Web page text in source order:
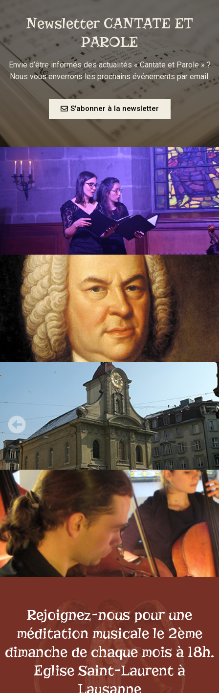
Newsletter CANTATE ET
PAROLE
Envie d’être informés des actualités « Cantate et Parole » ?
Nous vous enverrons les prochains événements par email.
S'abonner à la newsletter
Rejoignez-nous pour une
méditation musicale le 2ème
dimanche de chaque mois à 18h.
Eglise Saint-Laurent à
Lausanne